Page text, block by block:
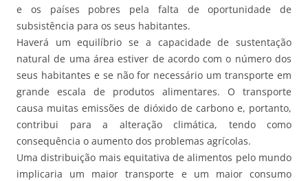
e os países pobres pela falta de oportunidade de
subsistência para os seus habitantes.
Haverá um equilíbrio se a capacidade de sustentação
natural de uma área estiver de acordo com o número dos
seus habitantes e se não for necessário um transporte em
grande escala de produtos alimentares. O transporte
causa muitas emissões de dióxido de carbono e, portanto,
contribui para a alteração climática, tendo como
consequência o aumento dos problemas agrícolas.
Uma distribuição mais equitativa de alimentos pelo mundo
implicaria um maior transporte e um maior consumo